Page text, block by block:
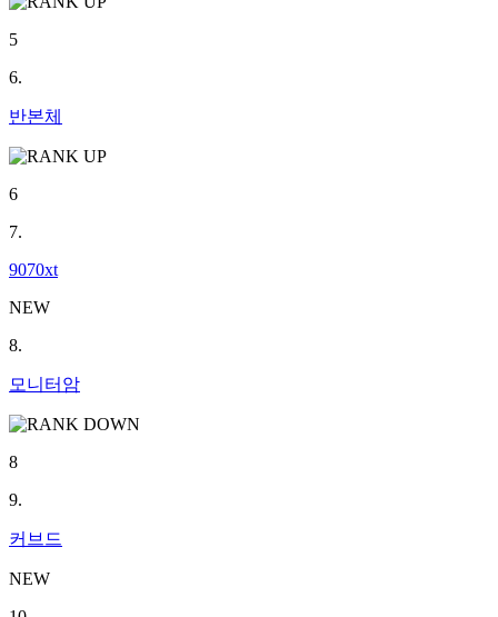
5
6.
반본체
6
7.
9070xt
NEW
8.
모니터암
8
9.
커브드
NEW